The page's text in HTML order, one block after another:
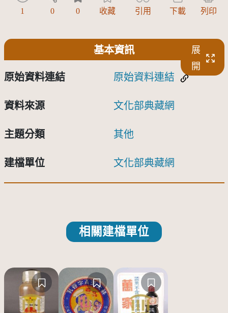
1 0 0 收藏 引用 下載 列印
基本資訊
展
開
原始資料連結 原始資料連結
資料來源 文化部典藏網
主題分類 其他
建檔單位 文化部典藏網
相關建檔單位